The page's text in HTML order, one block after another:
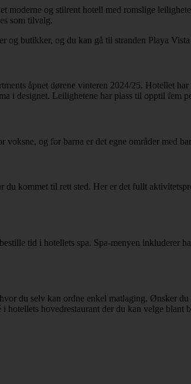
moderne og stilrent hotell med romslige
som tilvalg.
og butikker, og du kan gå til stranden Playa
åpnet dørene vinteren 2024/25. Hotellet
i designet. Leilighetene har plass til opptil fem
og for barna er det egne områder med
kommet til rett sted. Her er det fullt
tid i hotellets spa. Spa-menyen inkluderer
du selv kan ordne enkel matlaging. Ønsker
hotellets hovedrestaurant der du kan velge blant